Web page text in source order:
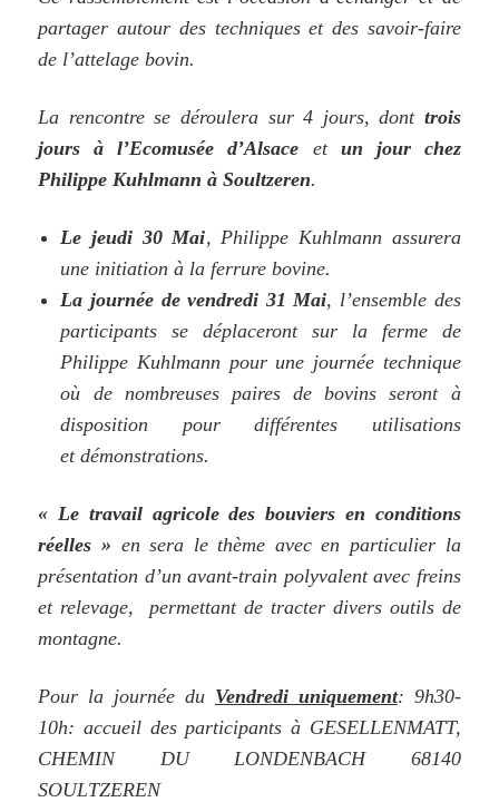
partager autour des techniques et des savoir-faire
de l’attelage bovin.
La rencontre se déroulera sur 4 jours, dont trois
jours à l’Ecomusée d’Alsace et un jour chez
Philippe Kuhlmann à Soultzeren.
Le jeudi 30 Mai, Philippe Kuhlmann assurera
une initiation à la ferrure bovine.
La journée de vendredi 31 Mai, l’ensemble des
participants se déplaceront sur la ferme de
Philippe Kuhlmann pour une journée technique
où de nombreuses paires de bovins seront à
disposition pour différentes utilisations
etdémonstrations.
« Le travail agricole des bouviers en conditions
réelles » en sera le thème avec en particulier la
présentation d’un avant-train polyvalent avec freins
et relevage, permettant de tracter divers outils de
montagne.
Pour la journée du Vendredi uniquement: 9h30-
10h: accueil des participants à GESELLENMATT,
CHEMIN DU LONDENBACH 68140
SOULTZEREN